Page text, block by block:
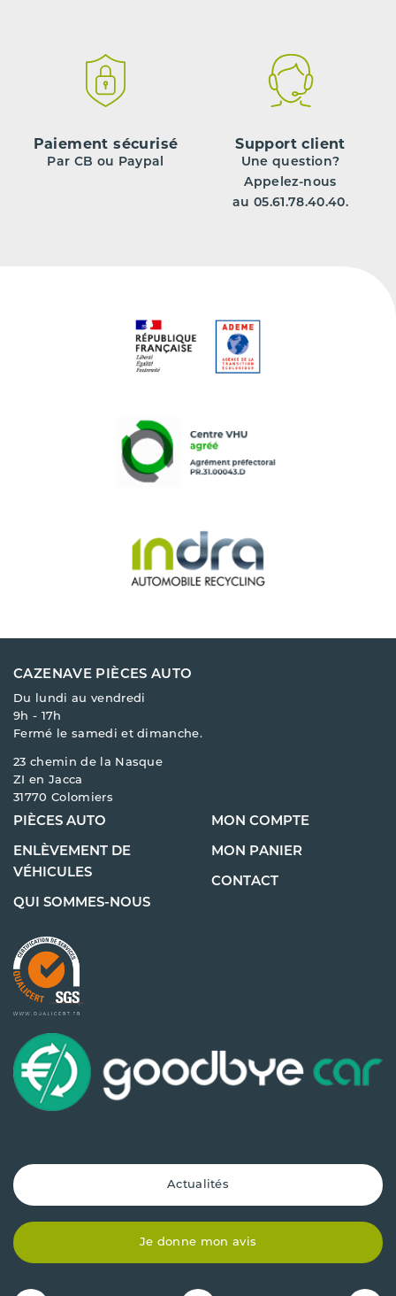
Paiement sécurisé
Par CB ou Paypal
Support client
Une question?
Appelez-nous
au 05.61.78.40.40.
CAZENAVE PIÈCES AUTO
Du lundi au vendredi
9h - 17h
Fermé le samedi et dimanche.
23 chemin de la Nasque
ZI en Jacca
31770 Colomiers
PIÈCES AUTO
ENLÈVEMENT DE
VÉHICULES
QUI SOMMES-NOUS
MON COMPTE
MON PANIER
CONTACT
Actualités
Je donne mon avis